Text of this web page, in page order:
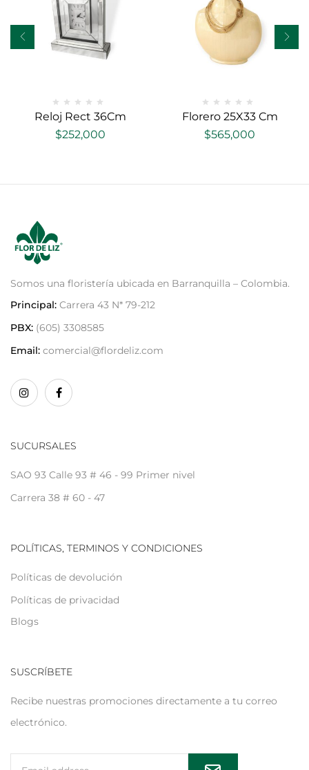
Reloj Rect 36Cm
$252,000
Florero 25X33 Cm
$565,000
Somos una floristería ubicada en Barranquilla – Colombia.
Principal: Carrera 43 N* 79-212
PBX: (605) 3308585
Email: comercial@flordeliz.com
SUCURSALES
SAO 93 Calle 93 # 46 - 99 Primer nivel
Carrera 38 # 60 - 47
POLÍTICAS, TERMINOS Y CONDICIONES
Políticas de devolución
Políticas de privacidad
Blogs
SUSCRÍBETE
Recibe nuestras promociones directamente a tu correo
electrónico.